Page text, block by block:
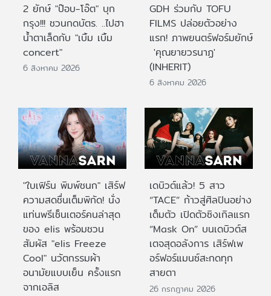
2 ยักษ์ "ป๊อบ-โอ๊ต" บุก
กรุง!!! ชวนกดบัตร. ..ไปฮา
น้ำตาเล็ดกับ "เบิ้ม เบิ้ม
concert"
6 สิงหาคม 2026
GDH ร่วมกับ TOFU
FILMS ปล่อยตัวอย่าง
แรก! ภาพยนตร์ฟอร์มยักษ์
'คุณยายวรนาฏ'
(INHERIT)
6 สิงหาคม 2026
"ใบเฟิร์น พิมพ์ชนก" เสิร์ฟ
ความสดชื่นเต็มพิกัด! นั่ง
แท่นพรีเซ็นเตอร์คนล่าสุด
ของ elis พร้อมชวน
สัมผัส "elis Freeze
Cool" นวัตกรรมผ้า
อนามัยแบบเย็น ครั้งแรก
จากเอลิส
เดบิวต์แล้ว! 5 สาว
“TACE” ก้าวสู่ศิลปินอย่าง
เต็มตัว เปิดตัวซิงเกิลแรก
“Mask On” บนเดบิวต์ส
เตจสุดอลังการ เสิร์ฟเพ
อร์ฟอร์แมนซ์สะกดทุก
สายตา
26 กรกฎาคม 2026